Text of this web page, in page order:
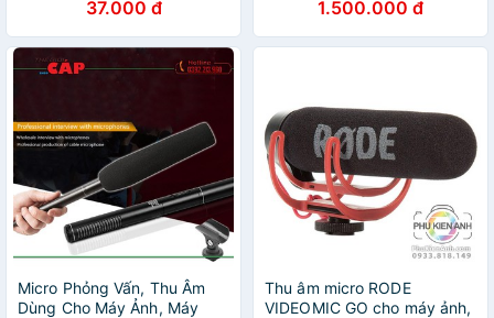
mixer khi ngồi thu âm tại
máy tính
37.000 đ
máy quay1.500.000 đ
Micro Phỏng Vấn, Thu Âm
Dùng Cho Máy Ảnh, Máy
Thu âm micro RODE
VIDEOMIC GO cho máy ảnh,